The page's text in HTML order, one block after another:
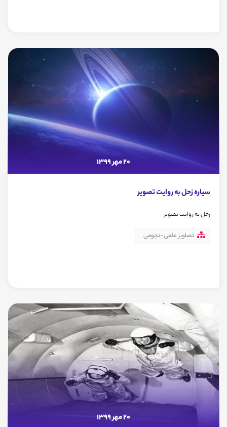
20 مهر 1399
سیاره زحل به روایت تصویر
زحل به روایت تصویر
تصاویر علمی-نجومی
20 مهر 1399